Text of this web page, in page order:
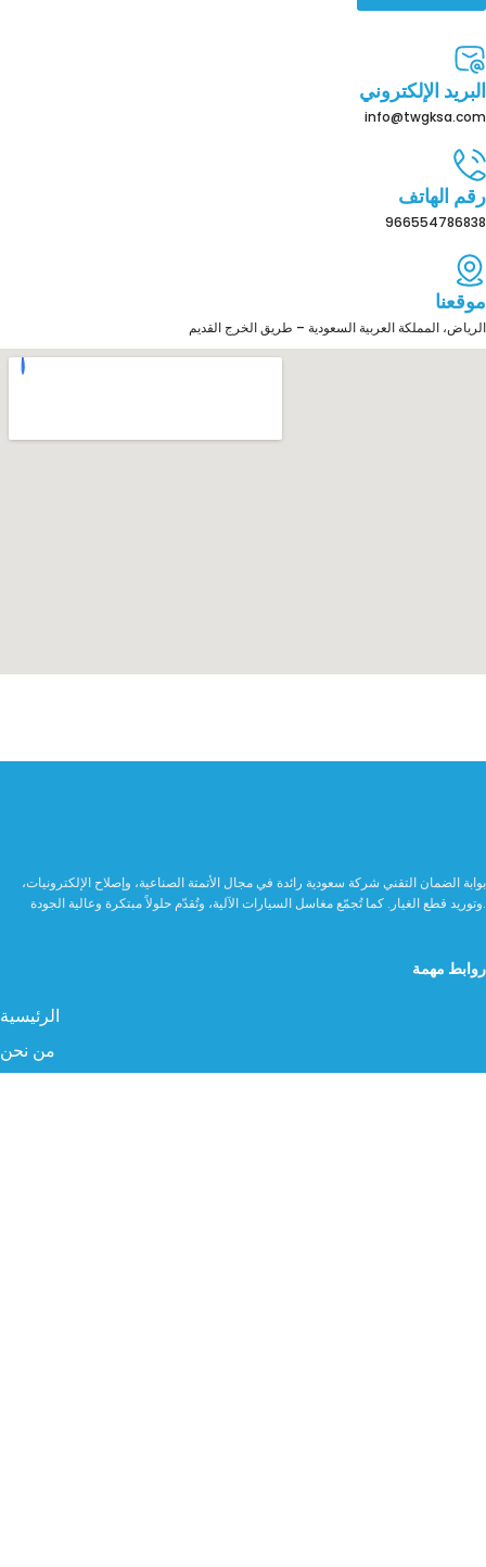
البريد الإلكتروني
info@twgksa.com
رقم الهاتف
966554786838
موقعنا
الرياض، المملكة العربية السعودية – طريق الخرج القديم
بوابة الضمان التقني شركة سعودية رائدة في مجال الأتمتة الصناعية، وإصلاح الإلكترونيات،
وتوريد قطع الغيار. كما تُجمّع مغاسل السيارات الآلية، وتُقدّم حلولاً مبتكرة وعالية الجودة.
روابط مهمة
الرئيسية
من نحن